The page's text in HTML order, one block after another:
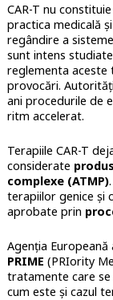
CAR-T nu
practica medicală
regândire a
sunt intens
reglementa aceste
provocări.
ani procedurile de
ritm accelerat.
Terapiile CAR-T
considerate
complexe (ATMP)
terapiilor genice și
aprobate prin
Agenția
PRIME (PRIority
tratamente care se
cum este și cazul